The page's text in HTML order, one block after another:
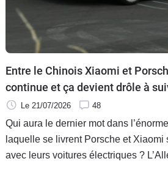
Utilitaires
Flottes
Auto
Services
Moto
Entre le Chinois Xiaomi et
continue et ça devient drôle à
Le 21/07/2026 48
Qui aura le dernier mot dans
laquelle se livrent Porsche et Xiaomi
avec leurs voitures électriques ?